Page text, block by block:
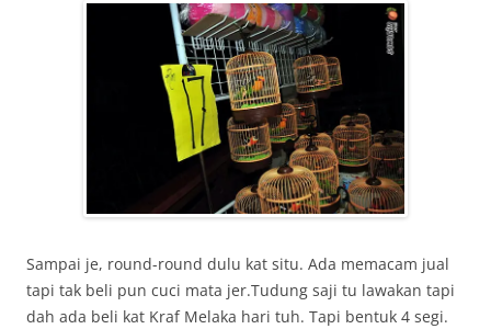
Sampai je, round-round dulu kat situ. Ada memacam jual
tapi tak beli pun cuci mata jer.Tudung saji tu lawakan tapi
dah ada beli kat Kraf Melaka hari tuh. Tapi bentuk 4 segi.